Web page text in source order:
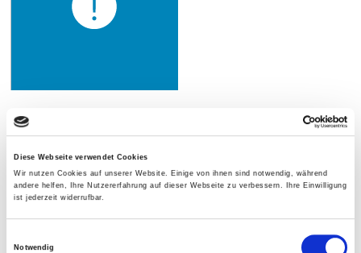
Diese Webseite verwendet Cookies
Wir nutzen Cookies auf unserer Website. Einige von ihnen sind notwendig, während
andere helfen, Ihre Nutzererfahrung auf dieser Webseite zu verbessern. Ihre Einwilligung
ist jederzeit widerrufbar.
Notwendig
Leave a comment